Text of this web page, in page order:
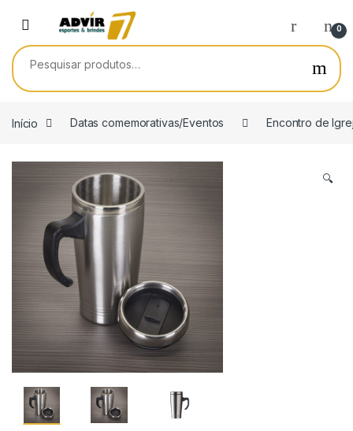
0
Pesquisar por:
Início Datas comemorativas/Eventos Encontro de
🔍